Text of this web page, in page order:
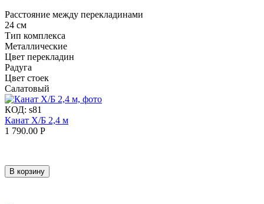
Расстояние между перекладинами
24 см
Тип комплекса
Металлические
Цвет перекладин
Радуга
Цвет стоек
Салатовый
КОД: s81
Канат Х/Б 2,4 м
1 790.00 Р
В корзину